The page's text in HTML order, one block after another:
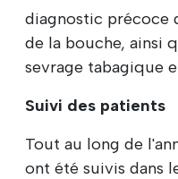
diagnostic précoce
de la bouche, ainsi
sevrage tabagique
Suivi des patients
Tout au long de
ont été suivis dans